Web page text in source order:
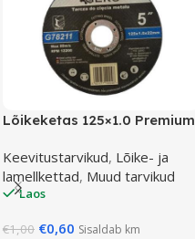
Lõikeketas 125×1.0 Premium
Keevitustarvikud, Lõike- ja
lamellkettad, Muud tarvikud
Laos
€1,00 €0,60 Sisaldab km